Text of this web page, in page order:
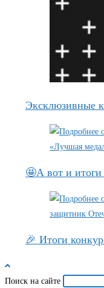
Эксклюзивные
🤩А вот и
🎉 Итоги
Поиск на сайте